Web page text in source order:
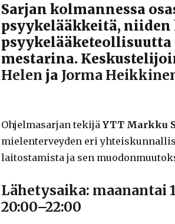
Sarjan kolmannessa
psyykelääkkeitä,
mestarina.
Helen ja Jorma
Ohjelmasarjan tekijä YTT Markku
mielenterveyden eri
laitostamista ja sen
Lähetysaika: maanantai
20:00–22:00